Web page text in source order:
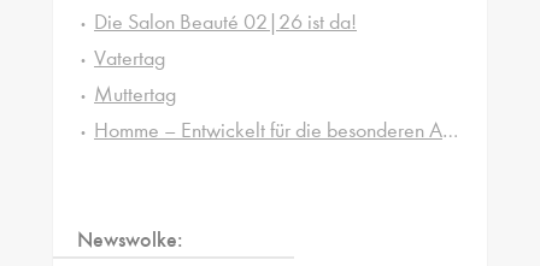
Die Salon Beauté 02|26 ist da!
Vatertag
Muttertag
Homme – Entwickelt für die besonderen Ansprüche von Männerhaut und -haar
Newswolke: